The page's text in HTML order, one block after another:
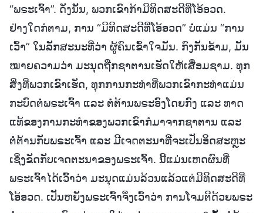
“ພຣະເຈົ້າ”. ດັ່ງນັ້ນ, ພວກເຂົາກ້າມີທິດສະດີທີ່ໂອ້ອວດ.
ຢ່າງໃດກໍຕາມ, ການ “ມີທິດສະດີທີ່ໂອ້ອວດ” ບໍ່ແມ່ນ “ການ
ເວົ້າ” ໃນລັກສະນະທີ່ວ່າ ຜູ້ຄົນເຂົ້າໃຈມັນ. ກົງກັນຂ້າມ, ມັນ
ໝາຍຄວາມວ່າ ມະນຸດຖືກຊາຕານເຮັດໃຫ້ເສື່ອມຊາມ. ທຸກ
ສິ່ງທີ່ພວກເຂົາເຮັດ, ທຸກການກະທໍາທີ່ພວກເຂົາກະທໍາແມ່ນ
ກະບົດຕໍ່ພຣະເຈົ້າ ແລະ ຕໍ່ຕ້ານພຣະອົງໂດຍກົງ ແລະ ທາດ
ແທ້ຂອງການກະທໍາຂອງພວກເຂົາກໍມາຈາກຊາຕານ ແລະ
ຕໍ່ຕ້ານກັບພຣະເຈົ້າ ແລະ ມີເຈດຕະນາທີ່ຈະເປັນອິດສະຫຼະ
ເຊິ່ງຂັດກັບເຈດຕະນາຂອງພຣະເຈົ້າ. ນີ້ແມ່ນເຫດຜົນທີ່
ພຣະເຈົ້າໄດ້ເວົ້າວ່າ ມະນຸດແມ່ນລ້ວນແລ້ວແຕ່ມີທິດສະດີທີ່
ໂອ້ອວດ. ເປັນຫຍັງພຣະເຈົ້າຈຶ່ງເວົ້າວ່າ ການໂຈມຕີດ້ວຍພຣະ